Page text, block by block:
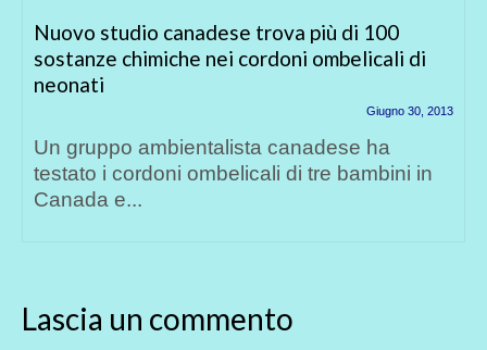
100
di
ha
in
E’ ufficiale! La Russia vieta
gli OGM… e l’Italia?
Il Primo ministro Dmitri Medvedev
annunciato recentemente che la
importerà più prodotti...
Lascia un commento